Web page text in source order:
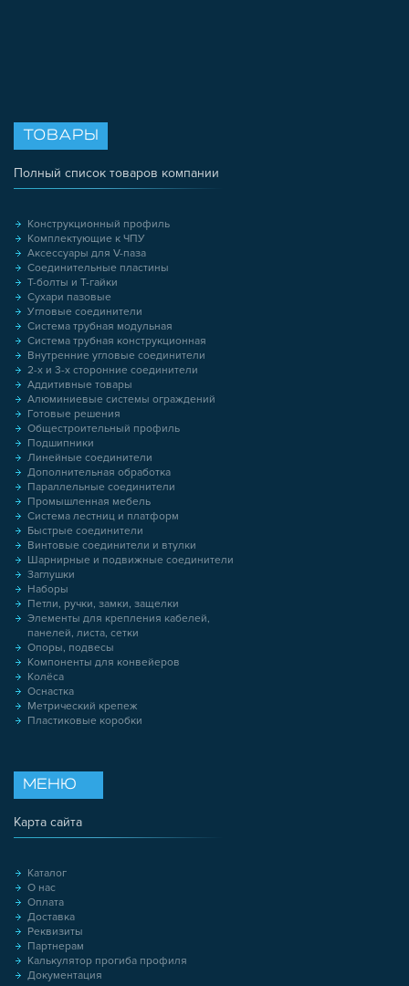
ТОВАРЫ
Полный список товаров компании
Конструкционный профиль
Комплектующие к ЧПУ
Аксессуары для V-паза
Соединительные пластины
Т-болты и Т-гайки
Сухари пазовые
Угловые соединители
Система трубная модульная
Система трубная конструкционная
Внутренние угловые соединители
2-х и 3-х сторонние соединители
Аддитивные товары
Алюминиевые системы ограждений
Готовые решения
Общестроительный профиль
Подшипники
Линейные соединители
Дополнительная обработка
Параллельные соединители
Промышленная мебель
Система лестниц и платформ
Быстрые соединители
Винтовые соединители и втулки
Шарнирные и подвижные соединители
Заглушки
Наборы
Петли, ручки, замки, защелки
Элементы для крепления кабелей,
панелей, листа, сетки
Опоры, подвесы
Компоненты для конвейеров
Колёса
Оснастка
Метрический крепеж
Пластиковые коробки
МЕНЮ
Карта сайта
Каталог
О нас
Оплата
Доставка
Реквизиты
Партнерам
Калькулятор прогиба профиля
Документация